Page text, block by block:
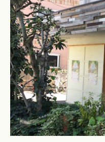
暮らしのこと
暮らしのキホン
暮らしのデザ
暮らしのメン